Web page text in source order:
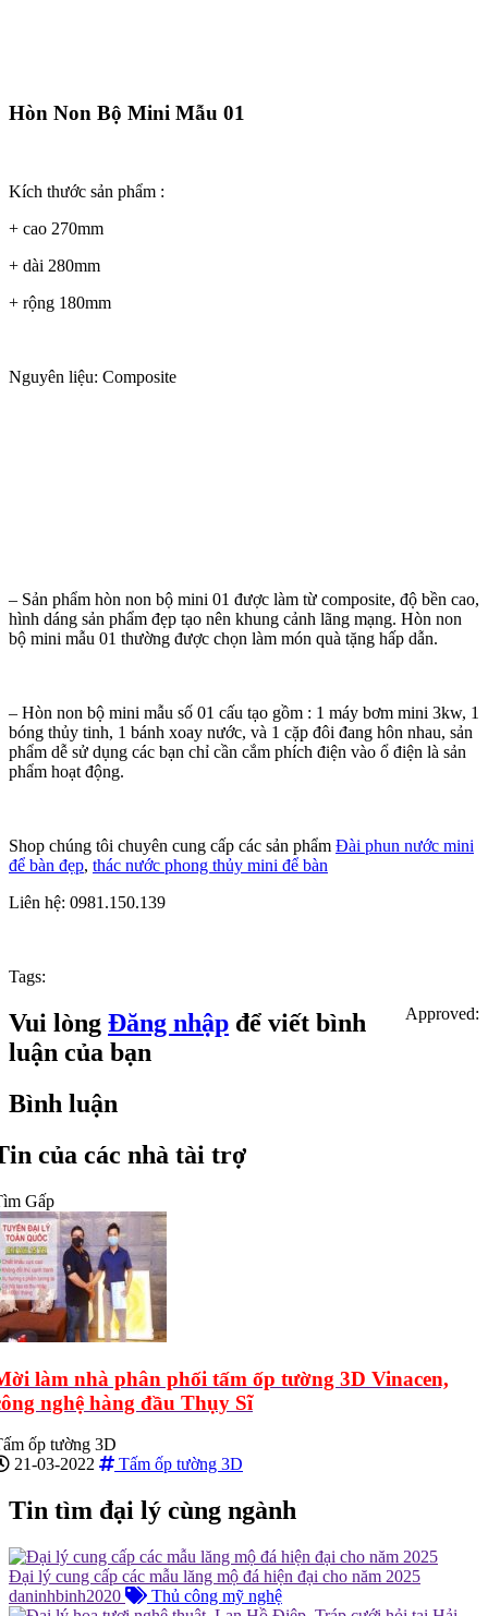
Hòn Non Bộ Mini Mẫu 01
Kích thước sản phẩm :
+ cao 270mm
+ dài 280mm
+ rộng 180mm
Nguyên liệu: Composite
– Sản phẩm hòn non bộ mini 01 được làm từ composite, độ bền cao,
hình dáng sản phẩm đẹp tạo nên khung cảnh lãng mạng. Hòn non
bộ mini mẫu 01 thường được chọn làm món quà tặng hấp dẫn.
– Hòn non bộ mini mẫu số 01 cấu tạo gồm : 1 máy bơm mini 3kw, 1
bóng thủy tinh, 1 bánh xoay nước, và 1 cặp đôi đang hôn nhau, sản
phẩm dễ sử dụng các bạn chỉ cần cắm phích điện vào ổ điện là sản
phẩm hoạt động.
Shop chúng tôi chuyên cung cấp các sản phẩm Đài phun nước mini
để bàn đẹp, thác nước phong thủy mini để bàn
Liên hệ: 0981.150.139
Tags:
Approved:
Vui lòng Đăng nhập để viết bình
luận của bạn
Bình luận
của các nhà tài trợ
Gấp
làm nhà phân phối tấm ốp tường 3D Vinacen,
nghệ hàng đầu Thụy Sĩ
ốp tường 3D
21-03-2022
Tấm ốp tường 3D
Tin tìm đại lý cùng ngành
Đại lý cung cấp các mẫu lăng mộ đá hiện đại cho năm 2025
daninhbinh2020
Thủ công mỹ nghệ